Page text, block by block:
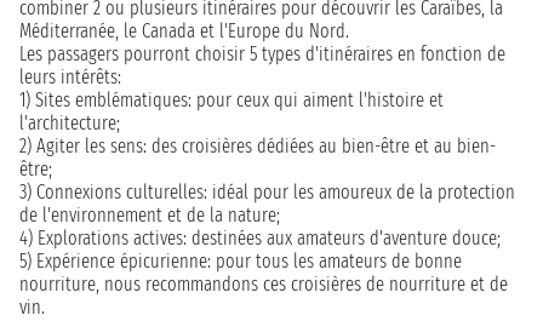
combiner 2 ou plusieurs itinéraires pour découvrir les Caraïbes, la
Méditerranée, le Canada et l'Europe du Nord.
Les passagers pourront choisir 5 types d'itinéraires en fonction de
leurs intérêts:
1) Sites emblématiques: pour ceux qui aiment l'histoire et
l'architecture;
2) Agiter les sens: des croisières dédiées au bien-être et au bien-
être;
3) Connexions culturelles: idéal pour les amoureux de la protection
de l'environnement et de la nature;
4) Explorations actives: destinées aux amateurs d'aventure douce;
5) Expérience épicurienne: pour tous les amateurs de bonne
nourriture, nous recommandons ces croisières de nourriture et de
vin.